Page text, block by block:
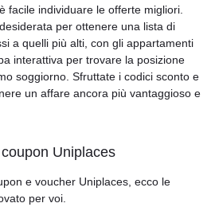
facile individuare le offerte migliori.
per ottenere una lista di
a quelli più alti, con gli appartamenti
interattiva per trovare la posizione
soggiorno. Sfruttate i codici sconto e
un affare ancora più vantaggioso e
Uniplaces
e voucher Uniplaces, ecco le
per voi.